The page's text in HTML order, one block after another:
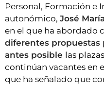
Personal, Formación e
autonómico, José
en el que ha abordado
diferentes propuestas
antes posible las
continúan vacantes en
que ha señalado que